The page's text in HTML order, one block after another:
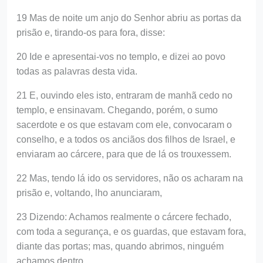
19 Mas de noite um anjo do Senhor abriu as portas da
prisão e, tirando-os para fora, disse:
20 Ide e apresentai-vos no templo, e dizei ao povo
todas as palavras desta vida.
21 E, ouvindo eles isto, entraram de manhã cedo no
templo, e ensinavam. Chegando, porém, o sumo
sacerdote e os que estavam com ele, convocaram o
conselho, e a todos os anciãos dos filhos de Israel, e
enviaram ao cárcere, para que de lá os trouxessem.
22 Mas, tendo lá ido os servidores, não os acharam na
prisão e, voltando, lho anunciaram,
23 Dizendo: Achamos realmente o cárcere fechado,
com toda a segurança, e os guardas, que estavam fora,
diante das portas; mas, quando abrimos, ninguém
achamos dentro.